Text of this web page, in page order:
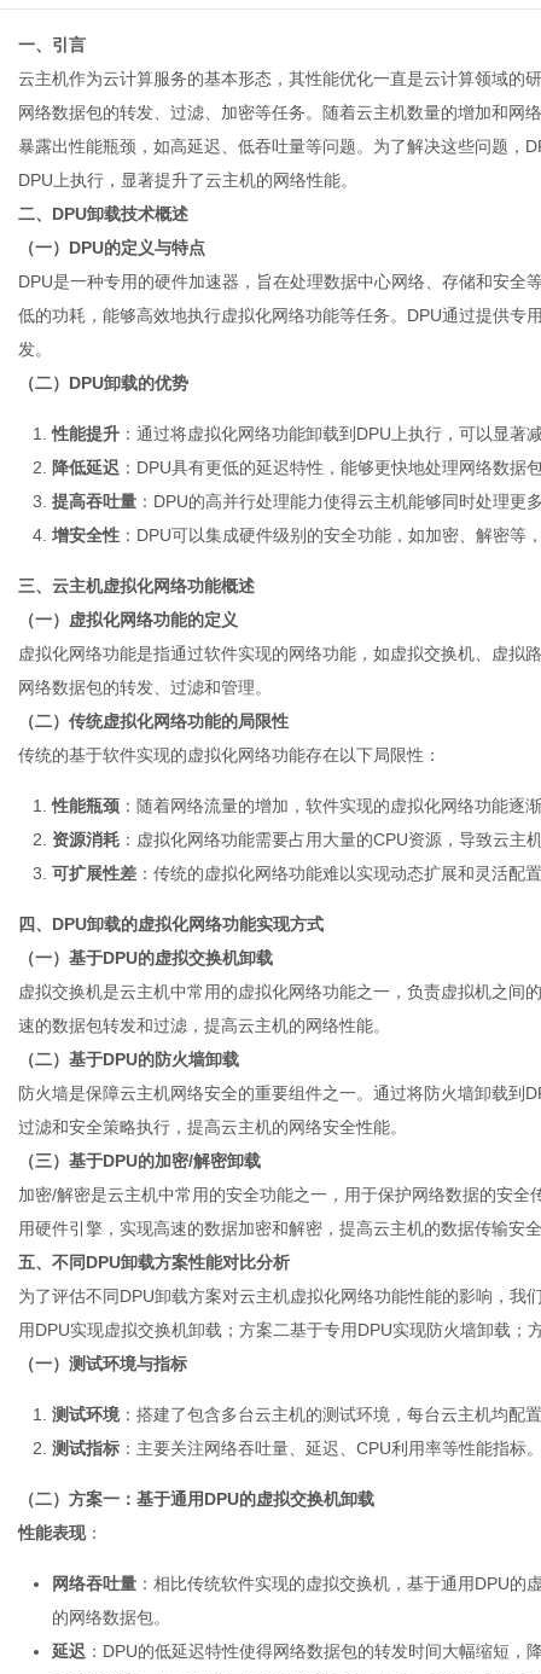
一、引言
云主机作为云计算服务的基本形态，其性能优化一直是云计算领域的
网络数据包的转发、过滤、加密等任务。随着云主机数量的增加和网
暴露出性能瓶颈，如高延迟、低吞吐量等问题。为了解决这些问题，
DPU上执行，显著提升了云主机的网络性能。
二、DPU卸载技术概述
（一）DPU的定义与特点
DPU是一种专用的硬件加速器，旨在处理数据中心网络、存储和安
低的功耗，能够高效地执行虚拟化网络功能等任务。DPU通过提供
发。
（二）DPU卸载的优势
性能提升 ：通过将虚拟化网络功能卸载到DPU上执行，可以显著
降低延迟 ：DPU具有更低的延迟特性，能够更快地处理网络数据
提高吞吐量 ：DPU的高并行处理能力使得云主机能够同时处理更
增安全性 ：DPU可以集成硬件级别的安全功能，如加密、解密等
三、云主机虚拟化网络功能概述
（一）虚拟化网络功能的定义
虚拟化网络功能是指通过软件实现的网络功能，如虚拟交换机、虚拟
网络数据包的转发、过滤和管理。
（二）传统虚拟化网络功能的局限性
传统的基于软件实现的虚拟化网络功能存在以下局限性：
性能瓶颈 ：随着网络流量的增加，软件实现的虚拟化网络功能
资源消耗 ：虚拟化网络功能需要占用大量的CPU资源，导致云主
可扩展性差 ：传统的虚拟化网络功能难以实现动态扩展和灵活配
四、DPU卸载的虚拟化网络功能实现方式
（一）基于DPU的虚拟交换机卸载
虚拟交换机是云主机中常用的虚拟化网络功能之一，负责虚拟机之间
速的数据包转发和过滤，提高云主机的网络性能。
（二）基于DPU的防火墙卸载
防火墙是保障云主机网络安全的重要组件之一。通过将防火墙卸载到
过滤和安全策略执行，提高云主机的网络安全性能。
（三）基于DPU的加密/解密卸载
加密/解密是云主机中常用的安全功能之一，用于保护网络数据的安
用硬件引擎，实现高速的数据加密和解密，提高云主机的数据传输安
五、不同DPU卸载方案性能对比分析
为了评估不同DPU卸载方案对云主机虚拟化网络功能性能的影响，
用DPU实现虚拟交换机卸载；方案二基于专用DPU实现防火墙卸载；
（一）测试环境与指标
测试环境 ：搭建了包含多台云主机的测试环境，每台云主机均配
测试指标 ：主要关注网络吞吐量、延迟、CPU利用率等性能指标
（二）方案一：基于通用DPU的虚拟交换机卸载
性能表现：
网络吞吐量 ：相比传统软件实现的虚拟交换机，基于通用DPU
的网络数据包。
延迟 ：DPU的低延迟特性使得网络数据包的转发时间大幅缩短，